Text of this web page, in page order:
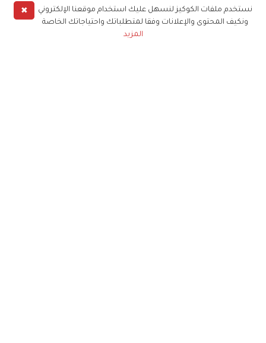
✖
نستخدم ملفات الكوكيز لنسهل عليك استخدام موقعنا الإلكتروني
ونكيف المحتوى والإعلانات وفقا لمتطلباتك واحتياجاتك الخاصة
المزيد